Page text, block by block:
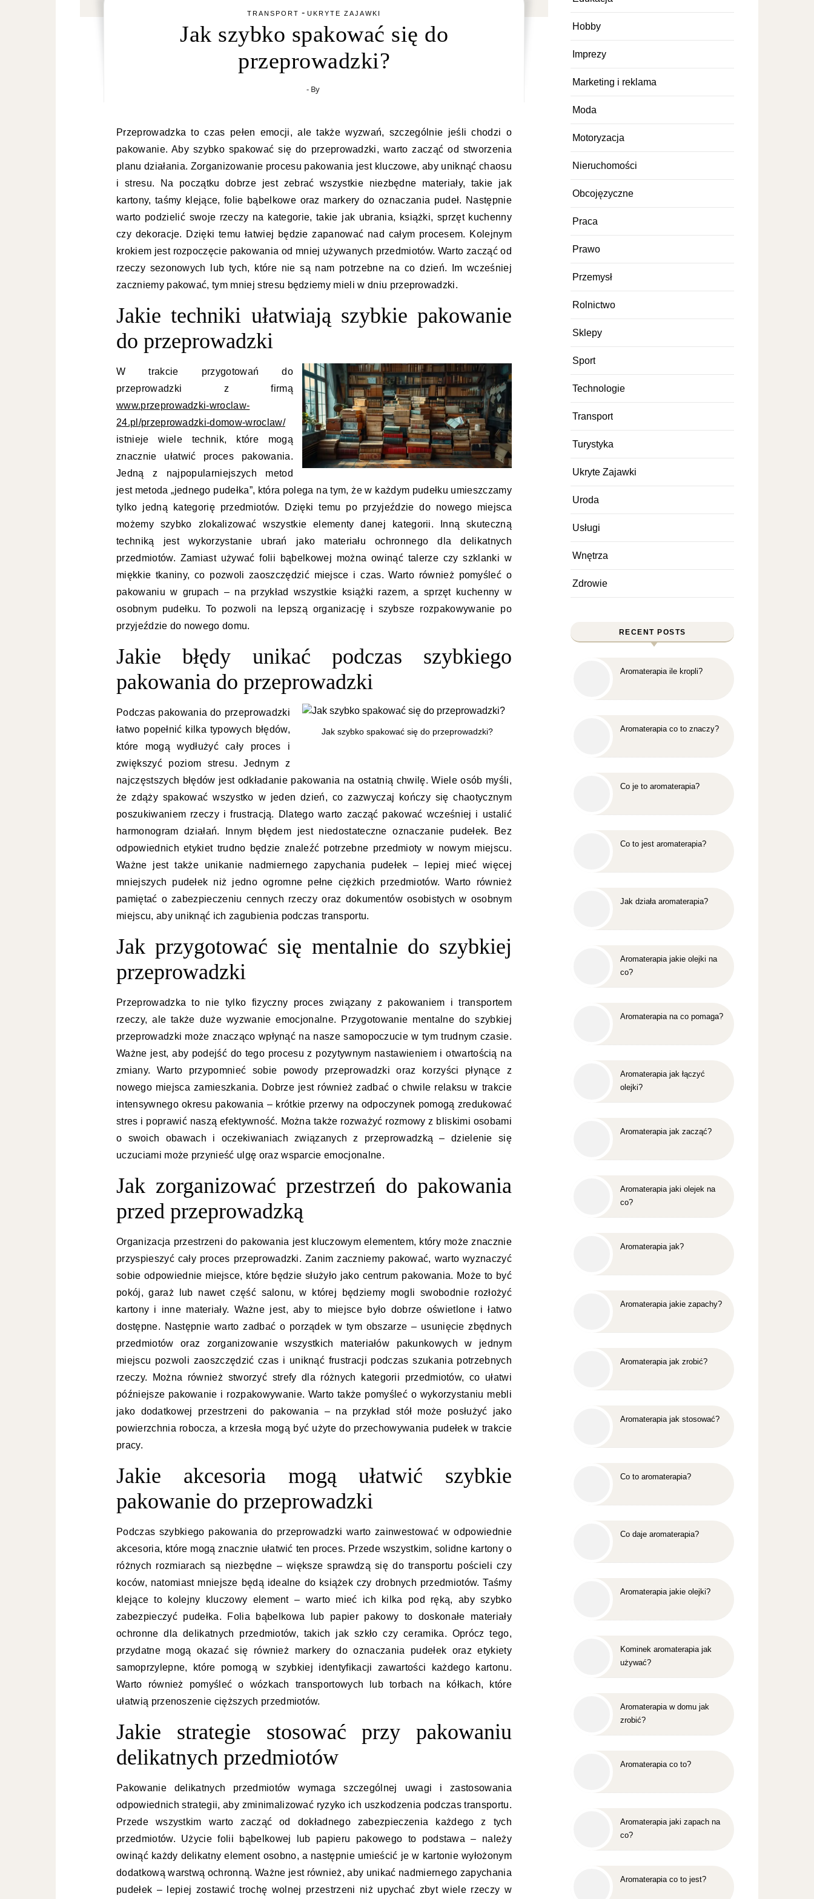
TRANSPORT - UKRYTE ZAJAWKI
Jak szybko spakować się do
przeprowadzki?
- By
Przeprowadzka to czas pełen emocji, ale także wyzwań, szczególnie jeśli chodzi o
pakowanie. Aby szybko spakować się do przeprowadzki, warto zacząć od stworzenia
planu działania. Zorganizowanie procesu pakowania jest kluczowe, aby uniknąć chaosu
i stresu. Na początku dobrze jest zebrać wszystkie niezbędne materiały, takie jak
kartony, taśmy klejące, folie bąbelkowe oraz markery do oznaczania pudeł. Następnie
warto podzielić swoje rzeczy na kategorie, takie jak ubrania, książki, sprzęt kuchenny
czy dekoracje. Dzięki temu łatwiej będzie zapanować nad całym procesem. Kolejnym
krokiem jest rozpoczęcie pakowania od mniej używanych przedmiotów. Warto zacząć od
rzeczy sezonowych lub tych, które nie są nam potrzebne na co dzień. Im wcześniej
zaczniemy pakować, tym mniej stresu będziemy mieli w dniu przeprowadzki.
Jakie techniki ułatwiają szybkie pakowanie
do przeprowadzki
W trakcie przygotowań do
przeprowadzki z firmą
www.przeprowadzki-wroclaw-
24.pl/przeprowadzki-domow-wroclaw/
istnieje wiele technik, które mogą
znacznie ułatwić proces pakowania.
Jedną z najpopularniejszych metod
jest metoda „jednego pudełka”, która polega na tym, że w każdym pudełku umieszczamy
tylko jedną kategorię przedmiotów. Dzięki temu po przyjeździe do nowego miejsca
możemy szybko zlokalizować wszystkie elementy danej kategorii. Inną skuteczną
techniką jest wykorzystanie ubrań jako materiału ochronnego dla delikatnych
przedmiotów. Zamiast używać folii bąbelkowej można owinąć talerze czy szklanki w
miękkie tkaniny, co pozwoli zaoszczędzić miejsce i czas. Warto również pomyśleć o
pakowaniu w grupach – na przykład wszystkie książki razem, a sprzęt kuchenny w
osobnym pudełku. To pozwoli na lepszą organizację i szybsze rozpakowywanie po
przyjeździe do nowego domu.
Jakie błędy unikać podczas szybkiego
pakowania do przeprowadzki
Jak szybko spakować się do przeprowadzki?
Podczas pakowania do przeprowadzki
łatwo popełnić kilka typowych błędów,
które mogą wydłużyć cały proces i
zwiększyć poziom stresu. Jednym z
najczęstszych błędów jest odkładanie pakowania na ostatnią chwilę. Wiele osób myśli,
że zdąży spakować wszystko w jeden dzień, co zazwyczaj kończy się chaotycznym
poszukiwaniem rzeczy i frustracją. Dlatego warto zacząć pakować wcześniej i ustalić
harmonogram działań. Innym błędem jest niedostateczne oznaczanie pudełek. Bez
odpowiednich etykiet trudno będzie znaleźć potrzebne przedmioty w nowym miejscu.
Ważne jest także unikanie nadmiernego zapychania pudełek – lepiej mieć więcej
mniejszych pudełek niż jedno ogromne pełne ciężkich przedmiotów. Warto również
pamiętać o zabezpieczeniu cennych rzeczy oraz dokumentów osobistych w osobnym
miejscu, aby uniknąć ich zagubienia podczas transportu.
Jak przygotować się mentalnie do szybkiej
przeprowadzki
Przeprowadzka to nie tylko fizyczny proces związany z pakowaniem i transportem
rzeczy, ale także duże wyzwanie emocjonalne. Przygotowanie mentalne do szybkiej
przeprowadzki może znacząco wpłynąć na nasze samopoczucie w tym trudnym czasie.
Ważne jest, aby podejść do tego procesu z pozytywnym nastawieniem i otwartością na
zmiany. Warto przypomnieć sobie powody przeprowadzki oraz korzyści płynące z
nowego miejsca zamieszkania. Dobrze jest również zadbać o chwile relaksu w trakcie
intensywnego okresu pakowania – krótkie przerwy na odpoczynek pomogą zredukować
stres i poprawić naszą efektywność. Można także rozważyć rozmowy z bliskimi osobami
o swoich obawach i oczekiwaniach związanych z przeprowadzką – dzielenie się
uczuciami może przynieść ulgę oraz wsparcie emocjonalne.
Jak zorganizować przestrzeń do pakowania
przed przeprowadzką
Organizacja przestrzeni do pakowania jest kluczowym elementem, który może znacznie
przyspieszyć cały proces przeprowadzki. Zanim zaczniemy pakować, warto wyznaczyć
sobie odpowiednie miejsce, które będzie służyło jako centrum pakowania. Może to być
pokój, garaż lub nawet część salonu, w której będziemy mogli swobodnie rozłożyć
kartony i inne materiały. Ważne jest, aby to miejsce było dobrze oświetlone i łatwo
dostępne. Następnie warto zadbać o porządek w tym obszarze – usunięcie zbędnych
przedmiotów oraz zorganizowanie wszystkich materiałów pakunkowych w jednym
miejscu pozwoli zaoszczędzić czas i uniknąć frustracji podczas szukania potrzebnych
rzeczy. Można również stworzyć strefy dla różnych kategorii przedmiotów, co ułatwi
późniejsze pakowanie i rozpakowywanie. Warto także pomyśleć o wykorzystaniu mebli
jako dodatkowej przestrzeni do pakowania – na przykład stół może posłużyć jako
powierzchnia robocza, a krzesła mogą być użyte do przechowywania pudełek w trakcie
pracy.
Jakie akcesoria mogą ułatwić szybkie
pakowanie do przeprowadzki
Podczas szybkiego pakowania do przeprowadzki warto zainwestować w odpowiednie
akcesoria, które mogą znacznie ułatwić ten proces. Przede wszystkim, solidne kartony o
różnych rozmiarach są niezbędne – większe sprawdzą się do transportu pościeli czy
koców, natomiast mniejsze będą idealne do książek czy drobnych przedmiotów. Taśmy
klejące to kolejny kluczowy element – warto mieć ich kilka pod ręką, aby szybko
zabezpieczyć pudełka. Folia bąbelkowa lub papier pakowy to doskonałe materiały
ochronne dla delikatnych przedmiotów, takich jak szkło czy ceramika. Oprócz tego,
przydatne mogą okazać się również markery do oznaczania pudełek oraz etykiety
samoprzylepne, które pomogą w szybkiej identyfikacji zawartości każdego kartonu.
Warto również pomyśleć o wózkach transportowych lub torbach na kółkach, które
ułatwią przenoszenie cięższych przedmiotów.
Jakie strategie stosować przy pakowaniu
delikatnych przedmiotów
Pakowanie delikatnych przedmiotów wymaga szczególnej uwagi i zastosowania
odpowiednich strategii, aby zminimalizować ryzyko ich uszkodzenia podczas transportu.
Przede wszystkim warto zacząć od dokładnego zabezpieczenia każdego z tych
przedmiotów. Użycie folii bąbelkowej lub papieru pakowego to podstawa – należy
owinąć każdy delikatny element osobno, a następnie umieścić je w kartonie wyłożonym
dodatkową warstwą ochronną. Ważne jest również, aby unikać nadmiernego zapychania
pudełek – lepiej zostawić trochę wolnej przestrzeni niż upychać zbyt wiele rzeczy w
Hobby
Imprezy
Marketing i reklama
Moda
Motoryzacja
Nieruchomości
Obcojęzyczne
Praca
Prawo
Przemysł
Rolnictwo
Sklepy
Sport
Technologie
Transport
Turystyka
Ukryte Zajawki
Uroda
Usługi
Wnętrza
Zdrowie
RECENT POSTS
Aromaterapia ile kropli?
Aromaterapia co to znaczy?
Co je to aromaterapia?
Co to jest aromaterapia?
Jak działa aromaterapia?
Aromaterapia jakie olejki na
co?
Aromaterapia na co pomaga?
Aromaterapia jak łączyć
olejki?
Aromaterapia jak zacząć?
Aromaterapia jaki olejek na
co?
Aromaterapia jak?
Aromaterapia jakie zapachy?
Aromaterapia jak zrobić?
Aromaterapia jak stosować?
Co to aromaterapia?
Co daje aromaterapia?
Aromaterapia jakie olejki?
Kominek aromaterapia jak
używać?
Aromaterapia w domu jak
zrobić?
Aromaterapia co to?
Aromaterapia jaki zapach na
co?
Aromaterapia co to jest?